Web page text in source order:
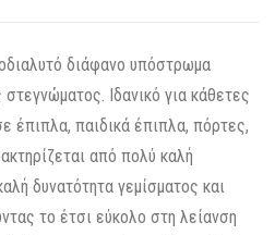
διάφανο υπόστρωμα
Ιδανικό για κάθετες
έπιπλα, παιδικά έπιπλα, πόρτες,
από πολύ καλή
δυνατότητα γεμίσματος και
το έτσι εύκολο στη λείανση